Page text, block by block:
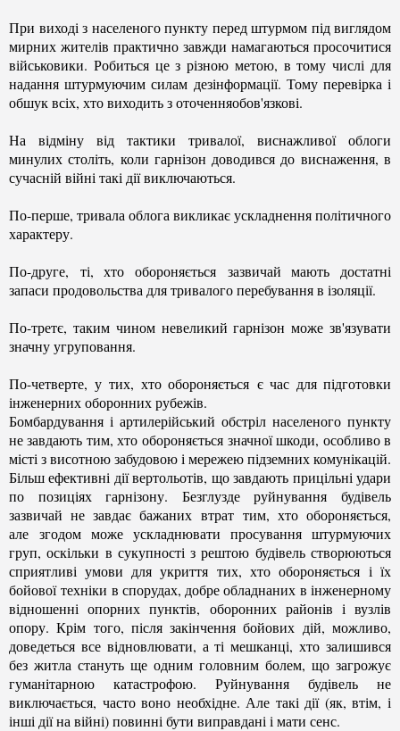
При виході з населеного пункту перед штурмом під виглядом
мирних жителів практично завжди намагаються просочитися
військовики. Робиться це з різною метою, в тому числі для
надання штурмуючим силам дезінформації. Тому перевірка і
обшук всіх, хто виходить з оточенняобов'язкові.
На відміну від тактики тривалої, виснажливої ​​облоги
минулих століть, коли гарнізон доводився до виснаження, в
сучасній війні такі дії виключаються.
По-перше, тривала облога викликає ускладнення політичного
характеру.
По-друге, ті, хто обороняється зазвичай мають достатні
запаси продовольства для тривалого перебування в ізоляції.
По-третє, таким чином невеликий гарнізон може зв'язувати
значну угруповання.
По-четверте, у тих, хто обороняється є час для підготовки
інженерних оборонних рубежів.
Бомбардування і артилерійський обстріл населеного пункту
не завдаютьтим, хто обороняєтьсязначної шкоди, особливо в
місті з висотною забудовою і мережею підземних комунікацій.
Більш ефективні дії вертольотів, що завдають прицільні удари
по позиціях гарнізону. Безглузде руйнування будівель
зазвичай не завдає бажаних втрат тим, хто обороняється,
але згодом може ускладнювати просування штурмуючих
груп, оскільки в сукупності з рештою будівель створюються
сприятливі умови для укриття тих, хто обороняється і їх
бойової техніки в спорудах, добре обладнаних в інженерному
відношенні опорних пунктів, оборонних районів і вузлів
опору. Крім того, після закінчення бойових дій, можливо,
доведеться все відновлювати, а ті мешканці, хто залишився
без житла стануть ще одним головним болем, що загрожує
гуманітарною катастрофою. Руйнування будівель не
виключається, часто воно необхідне. Але такі дії (як, втім, і
інші дії на війні) повинні бути виправдані і мати сенс.